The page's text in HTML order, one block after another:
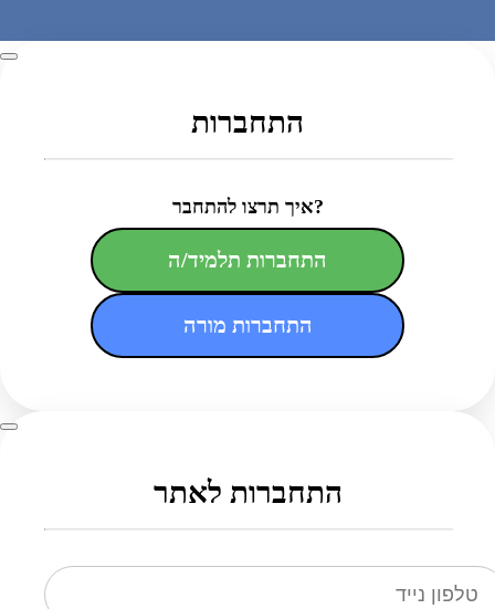
התחברות
איך תרצו להתחבר?
התחברות תלמיד/ה
התחברות מורה
התחברות לאתר